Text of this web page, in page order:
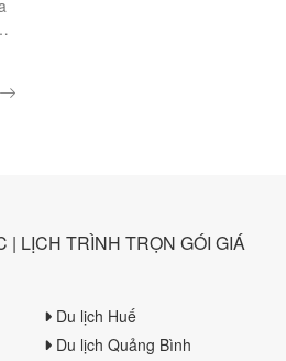
| LỊCH TRÌNH TRỌN GÓI GIÁ
Du lịch Huế
Du lịch Quảng Bình